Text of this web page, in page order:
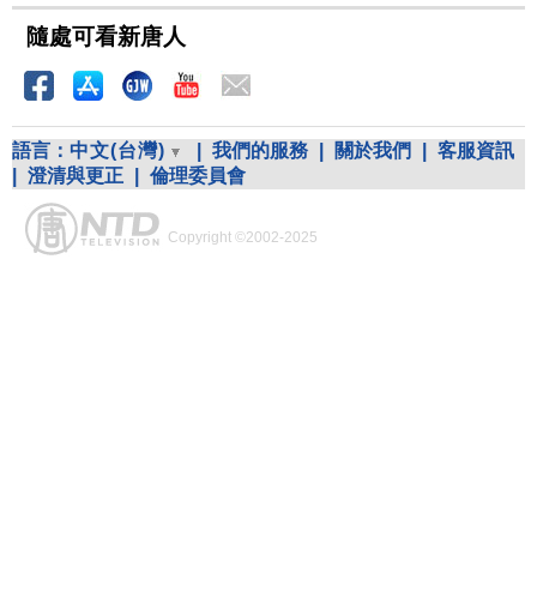
隨處可看新唐人
語言： 中文(台灣) 我們的服務 關於我們
客服資訊
澄清與更正 倫理委員會
Copyright ©2002-2025